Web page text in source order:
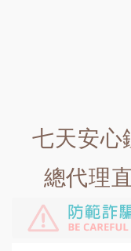
七天安心
總代理